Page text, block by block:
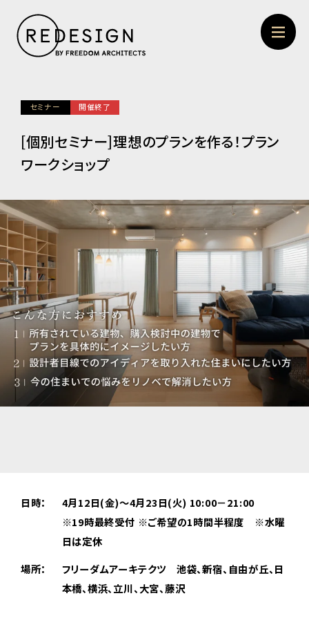
セミナー 開催終了
[個別セミナー]理想のプランを作る！プラン
ワークショップ
日時：
4月12日(金)～4月23日(火) 10:00－21:00
※19時最終受付 ※ご希望の1時間半程度 ※水曜
日は定休
場所：
フリーダムアーキテクツ 池袋、新宿、自由が丘、日
本橋、横浜、立川、大宮、藤沢